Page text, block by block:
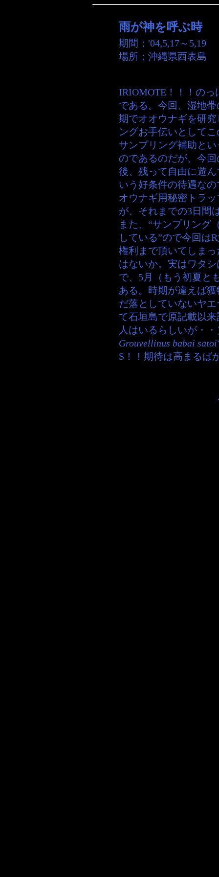
雨が神を呼ぶ時
期間； '04,5,17～5,19
場所； 沖縄県西表島
IRIOMOTE！！！の
である。今回、湿地
期でオオウナギを研
ングお手伝いとして
サンプリング補助と
のであるのだが、今
後、残って自由に遊
いう好条件の待遇な
オウナギ用秘密トラ
が、それまでの3日間
また、“サンプリング
している”ので今回は
権利まで頂いてしま
はないか。実はワタ
で、5月（もう初夏と
ある。時期が違えば
だ落としていないヤ
て石垣島で原記載以
人はいるらしいが・
Grouvellinus babai satoi
S！！期待は高まるば